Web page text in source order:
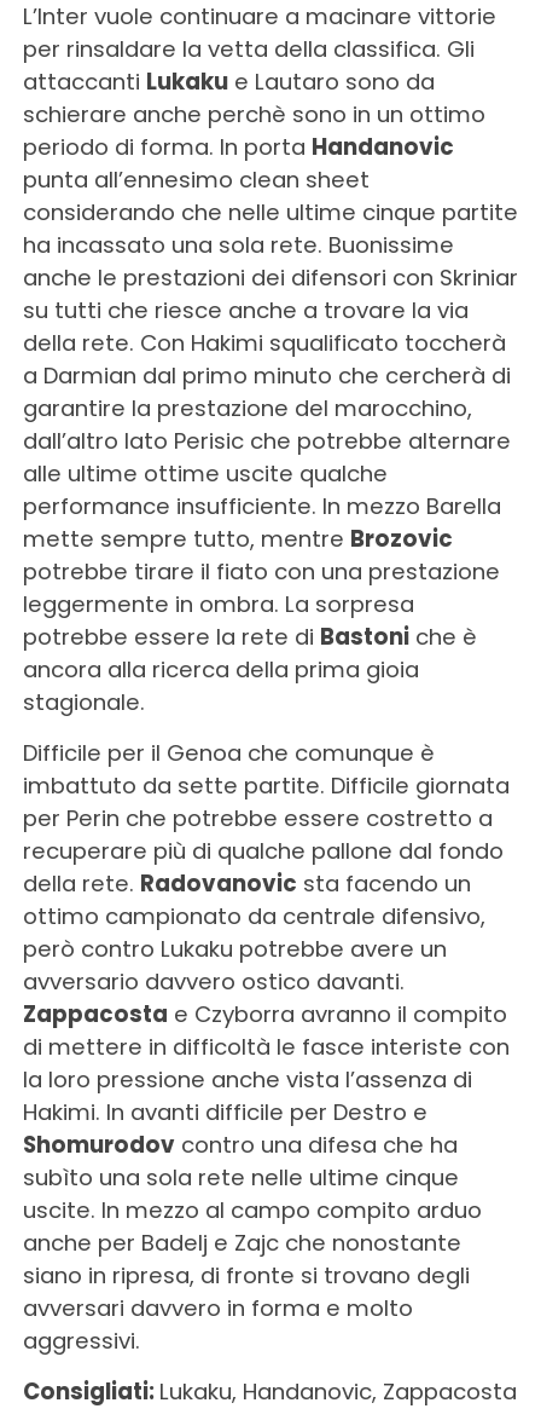
L’Inter vuole continuare a macinare vittorie
per rinsaldare la vetta della classifica. Gli
attaccanti Lukakue Lautaro sono da
schierare anche perchè sono in un ottimo
periodo di forma. In porta Handanovic
punta all’ennesimo clean sheet
considerando che nelle ultime cinque partite
ha incassato una sola rete. Buonissime
anche le prestazioni dei difensori con Skriniar
su tutti che riesce anche a trovare la via
della rete. Con Hakimi squalificato toccherà
a Darmian dal primo minuto che cercherà di
garantire la prestazione del marocchino,
dall’altro lato Perisic che potrebbe alternare
alle ultime ottime uscite qualche
performance insufficiente. In mezzo Barella
mette sempre tutto, mentre Brozovic
potrebbe tirare il fiato con una prestazione
leggermente in ombra. La sorpresa
potrebbe essere la rete di Bastoniche è
ancora alla ricerca della prima gioia
stagionale.
Difficile per il Genoa che comunque è
imbattuto da sette partite. Difficile giornata
per Perin che potrebbe essere costretto a
recuperare più di qualche pallone dal fondo
della rete. Radovanovic sta facendo un
ottimo campionato da centrale difensivo,
però contro Lukaku potrebbe avere un
avversario davvero ostico davanti.
Zappacosta e Czyborra avranno il compito
di mettere in difficoltà le fasce interiste con
la loro pressione anche vista l’assenza di
Hakimi. In avanti difficile per Destro e
Shomurodovcontro una difesa che ha
subìto una sola rete nelle ultime cinque
uscite. In mezzo al campo compito arduo
anche per Badelj e Zajc che nonostante
siano in ripresa, di fronte si trovano degli
avversari davvero in forma e molto
aggressivi.
Consigliati: Lukaku, Handanovic, Zappacosta